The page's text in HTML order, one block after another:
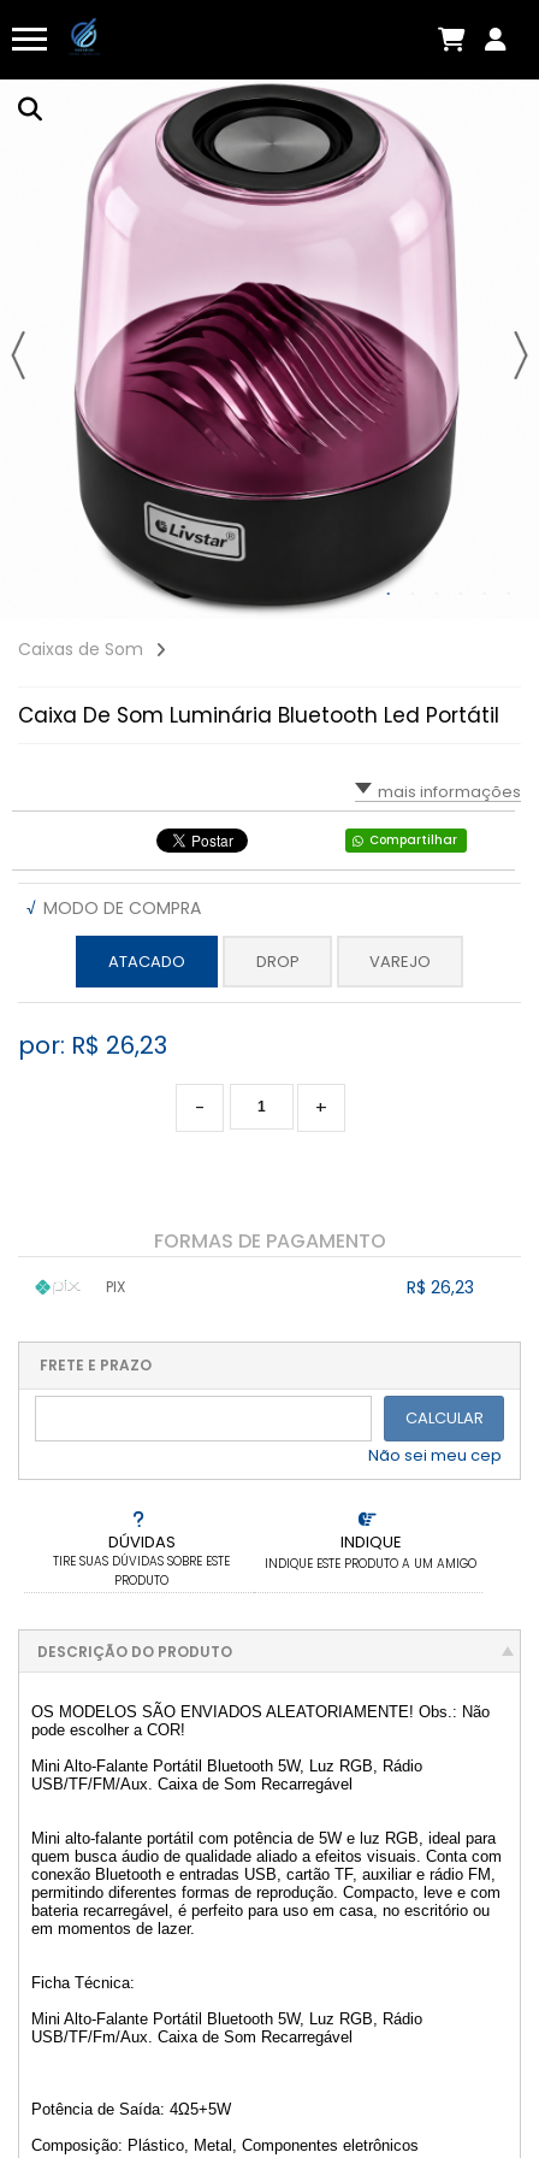
Caixas de Som
Caixa De Som Luminária Bluetooth Led Portátil
mais informações
Compartilhar
√ MODO DE COMPRA
ATACADO DROP VAREJO
DÚVIDAS
TIRE SUAS DÚVIDAS SOBRE ESTE
PRODUTO
INDIQUE
INDIQUE ESTE PRODUTO A UM AMIGO
por: R$ 26,23
+
-
FORMAS DE PAGAMENTO
PIX R$ 26,23
...
....
FRETE E PRAZO
CALCULAR
Não sei meu cep
DESCRIÇÃO DO PRODUTO
OS MODELOS SÃO ENVIADOS ALEATORIAMENTE! Obs.: Não
pode escolher a COR!
Mini Alto-Falante Portátil Bluetooth 5W, Luz RGB, Rádio
USB/TF/FM/Aux. Caixa de Som Recarregável
Mini alto-falante portátil com potência de 5W e luz RGB, ideal para
quem busca áudio de qualidade aliado a efeitos visuais. Conta com
conexão Bluetooth e entradas USB, cartão TF, auxiliar e rádio FM,
permitindo diferentes formas de reprodução. Compacto, leve e com
bateria recarregável, é perfeito para uso em casa, no escritório ou
em momentos de lazer.
Ficha Técnica:
Mini Alto-Falante Portátil Bluetooth 5W, Luz RGB, Rádio
USB/TF/Fm/Aux. Caixa de Som Recarregável
Potência de Saída: 4Ω5+5W
Composição: Plástico, Metal, Componentes eletrônicos
Há algumas horas